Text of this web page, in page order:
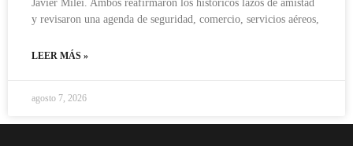
Javier Milei. Ambos reafirmaron los históricos lazos de amistad
y revisaron una agenda de seguridad, comercio, servicios aéreos,
LEER MÁS »
agosto 7, 2026